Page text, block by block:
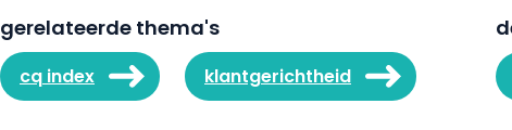
gerelateerde thema's
cq index klantgerichtheid